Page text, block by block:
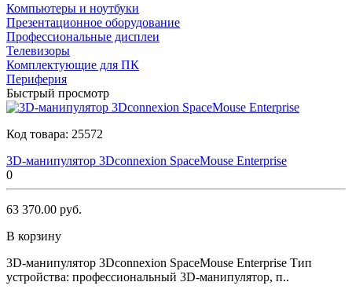
Компьютеры и ноутбуки
Презентационное оборудование
Профессиональные дисплеи
Телевизоры
Комплектующие для ПК
Периферия
Быстрый просмотр
Код товара: 25572
3D-манипулятор 3Dconnexion SpaceMouse Enterprise
0
63 370.00 руб.
В корзину
3D-манипулятор 3Dconnexion SpaceMouse Enterprise Тип
устройства: профессиональный 3D-манипулятор, п..